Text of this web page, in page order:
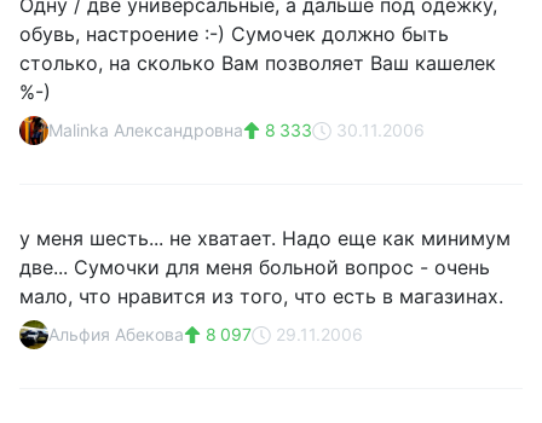
Одну / две универсальные, а дальше под одежку,
обувь, настроение :-) Сумочек должно быть
столько, на сколько Вам позволяет Ваш кашелек
%-)
Malinka Александровна 8 333 30.11.2006
у меня шесть... не хватает. Надо еще как минимум
две... Сумочки для меня больной вопрос - очень
мало, что нравится из того, что есть в магазинах.
Альфия Абекова 8 097 29.11.2006